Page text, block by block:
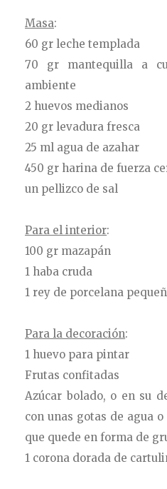
Masa:
60 gr leche templada
70 gr mantequilla a
ambiente
2 huevos medianos
20 gr levadura fresca
25 ml agua de azahar
450 gr harina de fuerza
un pellizco de sal
Para el interior:
100 gr mazapán
1 haba cruda
1 rey de porcelana
Para la decoración:
1 huevo para pintar
Frutas confitadas
Azúcar bolado, o en su
con unas gotas de agua
que quede en forma de
1 corona dorada de